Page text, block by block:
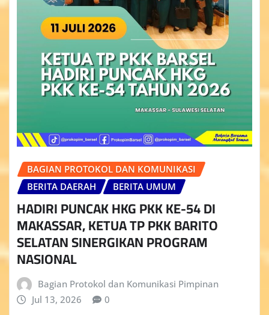
BAGIAN PROTOKOL DAN KOMUNIKASI
BERITA DAERAH
BERITA UMUM
HADIRI PUNCAK HKG PKK KE-54 DI
MAKASSAR, KETUA TP PKK BARITO
SELATAN SINERGIKAN PROGRAM
NASIONAL
Bagian Protokol dan Komunikasi Pimpinan
Jul 13, 2026
0